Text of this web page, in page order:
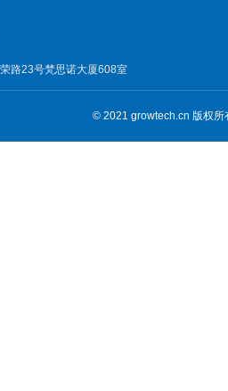
路23号梵思诺大厦608室
© 2021 growtech.cn 版权